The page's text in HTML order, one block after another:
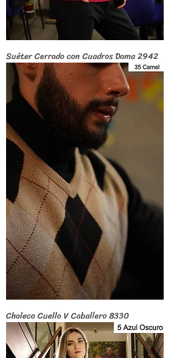
Suéter Cerrado con Cuadros Dama 2942
Chaleco Cuello V Caballero 8330